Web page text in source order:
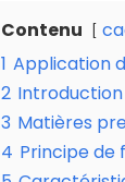
Contenu
1 Application
2
3 Matières
4 Principe de